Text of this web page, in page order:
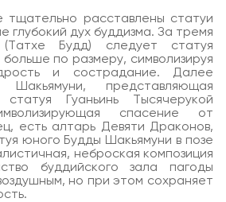
тщательно расставлены статуи
дух буддизма. За тремя
Будд) следует статуя
по размеру, символизируя
и сострадание. Далее
представляющая
Гуаньинь Тысячерукой
спасение от
есть алтарь Девяти Драконов,
юного Будды Шакьямуни в позе
неброская композиция
буддийского зала пагоды
но при этом сохраняет